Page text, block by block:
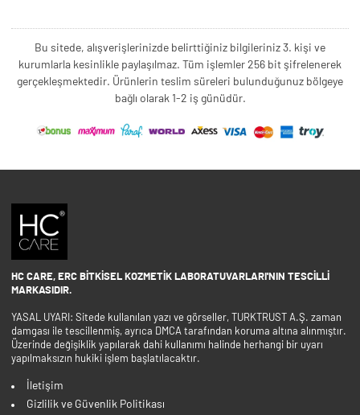
Bu sitede, alışverişlerinizde belirttiğiniz bilgileriniz 3. kişi ve
kurumlarla kesinlikle paylaşılmaz. Tüm işlemler 256 bit şifrelenerek
gerçekleşmektedir. Ürünlerin teslim süreleri bulunduğunuz bölgeye
bağlı olarak 1-2 iş günüdür.
HC CARE, ERC BITKISEL KOZMETIK LABORATUVARLARI'NIN TESCILLI
MARKASIDIR.
YASAL UYARI: Sitede kullanılan yazı ve görseller, TURKTRUST A.Ş. zaman
damgası ile tescillenmiş, ayrıca DMCA tarafından koruma altına alınmıştır.
Üzerinde değişiklik yapılarak dahi kullanımı halinde herhangi bir uyarı
yapılmaksızın hukiki işlem başlatılacaktır.
İletişim
Gizlilik ve Güvenlik Politikası